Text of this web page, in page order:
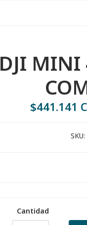
DJI MINI
$441.141
SKU:
Cantidad